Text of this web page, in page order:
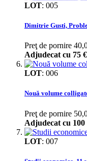
LOT: 005
Dimitrie Gusti,
Preţ de pornire
Adjudecat cu 75 €
LOT: 006
Nouă volume
Preţ de pornire
Adjudecat cu 100
LOT: 007